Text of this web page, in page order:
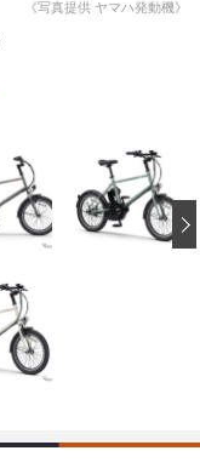
《写真提供 ヤマハ発動機》